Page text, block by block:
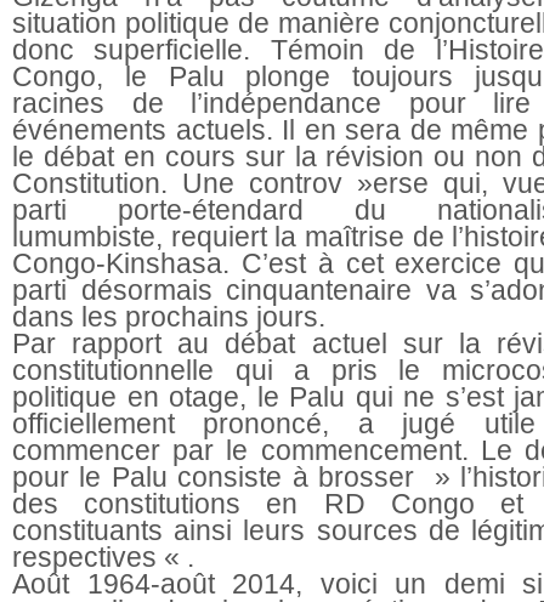
situation politique de manière
donc superficielle. Témoin de
Congo, le Palu plonge toujours
racines de l’indépendance pour
événements actuels. Il en sera de même
le débat en cours sur la révision ou non
Constitution. Une controv »erse qui,
parti porte-étendard du
lumumbiste, requiert la maîtrise de
Congo-Kinshasa. C’est à cet exercice
parti désormais cinquantenaire va
dans les prochains jours.
Par rapport au débat actuel sur la
constitutionnelle qui a pris le
politique en otage, le Palu qui ne s’est
officiellement prononcé, a jugé
commencer par le commencement. Le
pour le Palu consiste à brosser »
des constitutions en RD Congo et
constituants ainsi leurs sources de
respectives « .
Août 1964-août 2014, voici un demi